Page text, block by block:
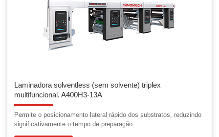
Laminadora solventless (sem solvente) triplex
multifuncional, A400H3-13A
Permite o posicionamento lateral rápido dos substratos, reduzindo
significativamente o tempo de preparação